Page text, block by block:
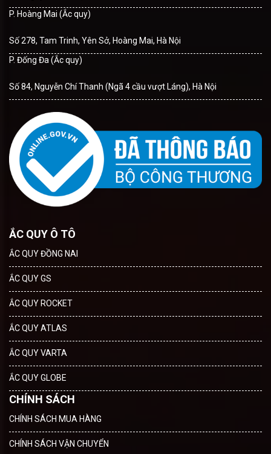
P. Hoàng Mai (Ắc quy)
Số 278, Tam Trinh, Yên Sở, Hoàng Mai, Hà Nội
P. Đống Đa (Ắc quy)
Số 84, Nguyễn Chí Thanh (Ngã 4 cầu vượt Láng), Hà Nội
ẮC QUY Ô TÔ
ẮC QUY ĐỒNG NAI
ẮC QUY GS
ẮC QUY ROCKET
ẮC QUY ATLAS
ẮC QUY VARTA
ẮC QUY GLOBE
CHÍNH SÁCH
CHÍNH SÁCH MUA HÀNG
CHÍNH SÁCH VẬN CHUYỂN